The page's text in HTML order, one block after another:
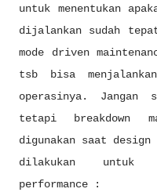
untuk menentukan
dijalankan sudah
mode driven
tsb bisa
operasinya. Jangan
tetapi breakdown
digunakan saat
dilakukan untuk
performance :